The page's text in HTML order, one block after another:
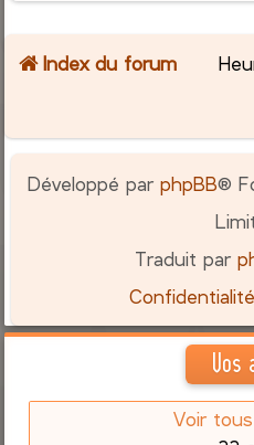
Index du forum
Développé parphpBB®
Traduit par
Confidentialité
Vos
Voir